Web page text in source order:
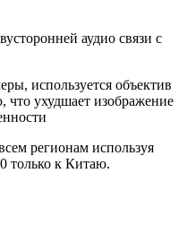
аудио связи с
используется объектив
что ухудшает изображение
регионам используя
только к Китаю.